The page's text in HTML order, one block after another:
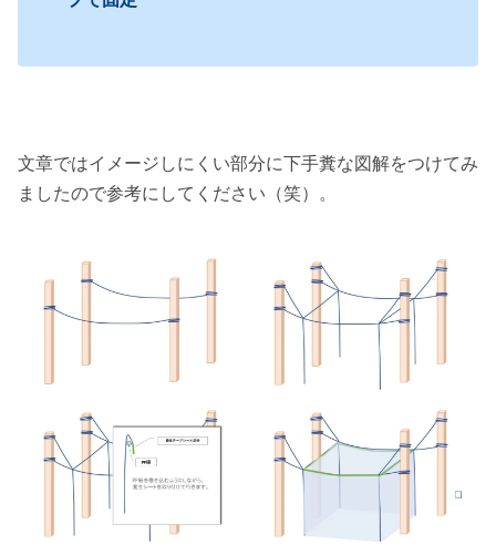
文章ではイメージしにくい部分に下手糞な図解をつけてみ
ましたので参考にしてください（笑）。